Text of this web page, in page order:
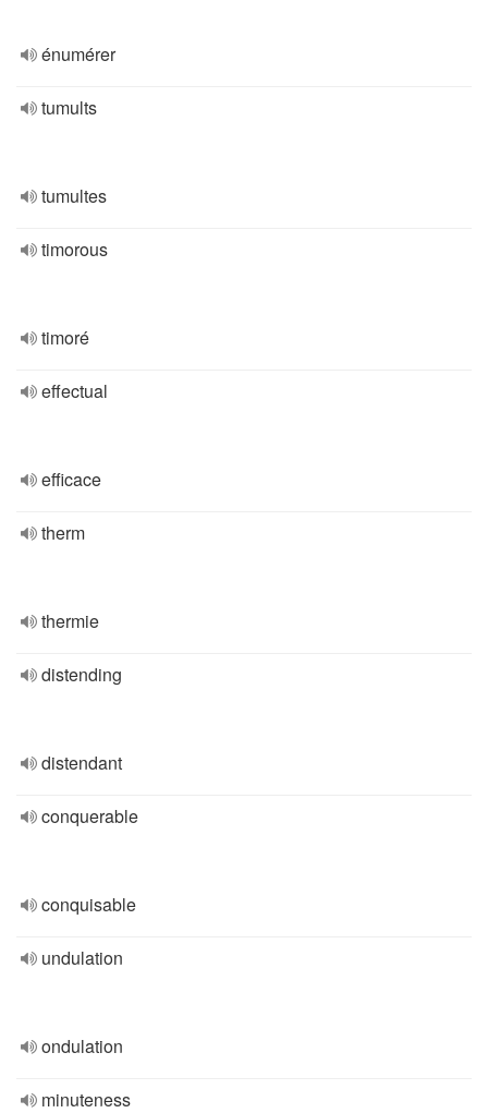
énumérer
tumults
tumultes
timorous
timoré
effectual
efficace
therm
thermie
distending
distendant
conquerable
conquisable
undulation
ondulation
minuteness